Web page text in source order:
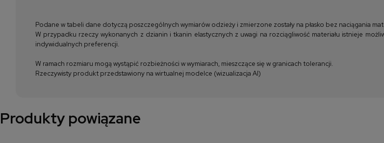
Podane w tabeli dane dotyczą poszczególnych wymiarów odzieży i zmierzone zostały na płasko bez naciągania
W przypadku rzeczy wykonanych z dzianin i tkanin elastycznych z uwagi na rozciągliwość materiału istnieje
indywidualnych preferencji.
W ramach rozmiaru mogą wystąpić rozbieżności w wymiarach, mieszczące się w granicach tolerancji.
Rzeczywisty produkt przedstawiony na wirtualnej modelce (wizualizacja AI)
Produkty powiązane